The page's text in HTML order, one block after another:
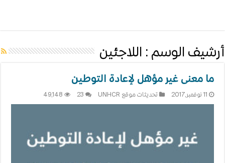
أرشيف الوسم : اللاجئين
ما معنى غير مؤهل لإعادة التوطين
11 نوفمبر,2017 تحديثات موقع UNHCR 23
49,148